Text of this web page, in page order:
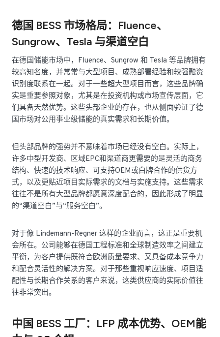
德国 BESS 市场格局：Fluence、
Sungrow、Tesla 与渠道空白
在德国储能市场中，Fluence、Sungrow 和 Tesla 等品牌拥有
较高知名度，并常常与大型项目、成熟部署经验和较强融资
识别度联系在一起。对于一些超大型项目而言，这些品牌确
实是重要参照对象，尤其是在投资机构或市场宣传层面，它
们具备天然优势。这些头部企业的存在，也从侧面验证了德
国市场对公用事业级储能的真实需求和长期价值。
但头部品牌的强势并不意味着市场已经没有空白。实际上，
许多中型开发商、区域EPC和渠道商更需要的是灵活的商务
结构、快速的技术响应、可支持OEM或白牌合作的供货方
式，以及更贴近项目实际需求的文档与实施支持。这些需求
往往不是所有大型品牌都愿意深度配合的，因此形成了明显
的“渠道空白”与“服务空白”。
对于像 Lindemann-Regner 这样的企业而言，这正是重要机
会所在。公司能够在德国工程标准和全球制造效率之间建立
平衡，为客户提供既符合欧洲质量要求、又具备成本竞争力
和配合灵活性的解决方案。对于那些重视响应速度、项目适
配性与长期合作关系的客户来说，这类供应商的实际价值往
往非常突出。
中国 BESS 工厂：LFP 成本优势、OEM能